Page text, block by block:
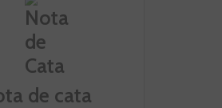
de cata